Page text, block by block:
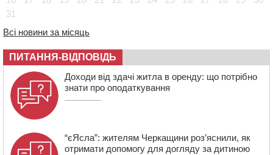
08:57
670 тис грн штрафу за незаконні зміни до договору
Мокрокалигірського психоневрологічного інтернату
07:23 Уманські міграційники видворили з країни грузина,
який відсидів термін у колонії
31
Всі новини за місяць
ПИТАННЯ-ВІДПОВІДЬ
Доходи від здачі житла в оренду: що потрібно
знати про оподаткування
“єЯсла”: жителям Черкащини роз’яснили, як
отримати допомогу для догляду за дитиною